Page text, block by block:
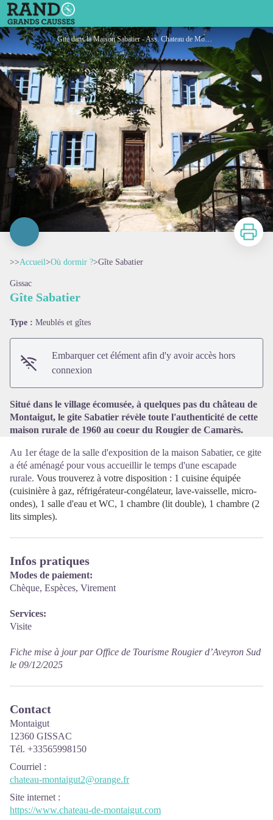
Gîte Sabatier
Gite dans la Maison Sabatier - Ass. Chateau de Montaigut
Voir l'image en plein écran
Imprimer
>>Accueil>Où dormir ?>Gîte Sabatier
Gissac
Gîte Sabatier
Type : Meublés et gîtes
Embarquer cet élément afin d'y avoir accès hors
connexion
Situé dans le village écomusée, à quelques pas du château de
Montaigut, le gite Sabatier révèle toute l'authenticité de cette
maison rurale de 1960 au coeur du Rougier de Camarès.
Au 1er étage de la salle d'exposition de la maison Sabatier, ce gite
a été aménagé pour vous accueillir le temps d'une escapade
rurale. Vous trouverez à votre disposition : 1 cuisine équipée
(cuisinière à gaz, réfrigérateur-congélateur, lave-vaisselle, micro-
ondes), 1 salle d'eau et WC, 1 chambre (lit double), 1 chambre (2
lits simples).
Infos pratiques
Modes de paiement:
Chèque, Espèces, Virement
Services:
Visite
Fiche mise à jour par Office de Tourisme Rougier d’Aveyron Sud
le 09/12/2025
Contact
Montaigut
12360 GISSAC
Tél. +33565998150
Courriel :
chateau-montaigut2@orange.fr
Site internet :
https://www.chateau-de-montaigut.com